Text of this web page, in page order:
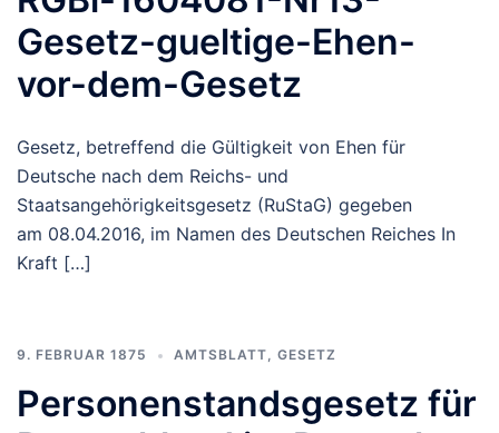
Gesetz-gueltige-Ehen-
vor-dem-Gesetz
Gesetz, betreffend die Gültigkeit von Ehen für
Deutsche nach dem Reichs- und
Staatsangehörigkeitsgesetz (RuStaG) gegeben
am 08.04.2016, im Namen des Deutschen Reiches In
Kraft […]
9. FEBRUAR 1875 AMTSBLATT, GESETZ
Personenstandsgesetz für